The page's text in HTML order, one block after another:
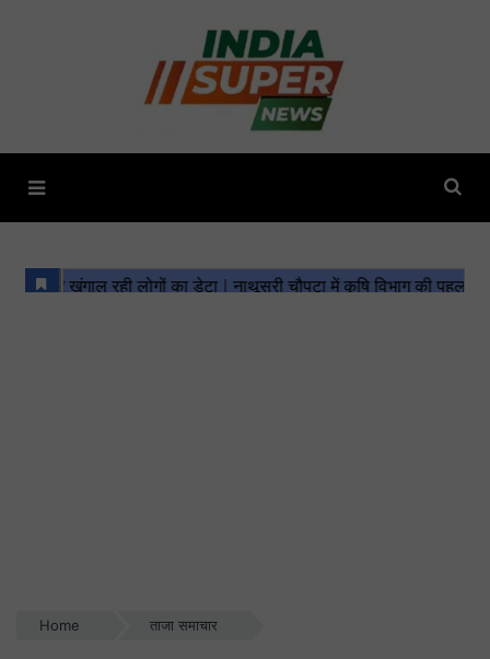
Home ताजा समाचार